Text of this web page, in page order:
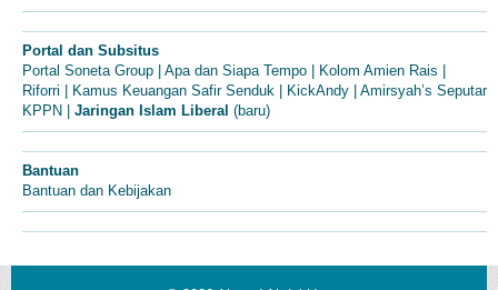
Portal dan Subsitus
Portal Soneta Group
Apa dan Siapa Tempo Kolom Amien Rais
Riforri
Kamus Keuangan Safir Senduk KickAndy
Amirsyah’s Seputar
KPPN
Jaringan Islam Liberal (baru)
Bantuan
Bantuan dan Kebijakan